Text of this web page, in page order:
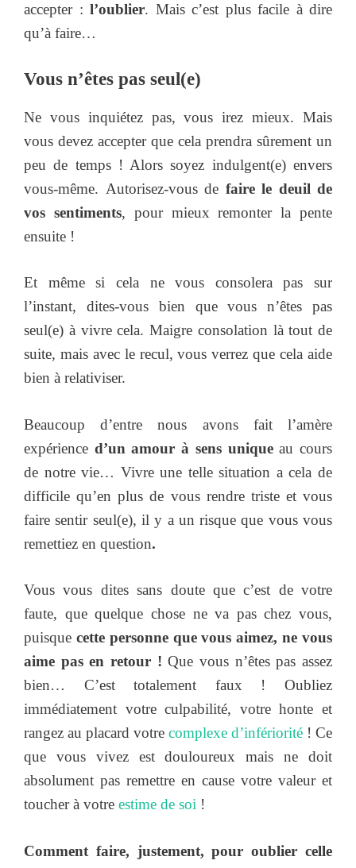
accepter : l’oublier. Mais c’est plus facile à dire
qu’à faire…
Vous n’êtes pas seul(e)
Ne vous inquiétez pas, vous irez mieux. Mais
vous devez accepter que cela prendra sûrement un
peu de temps ! Alors soyez indulgent(e) envers
vous-même. Autorisez-vous de faire le deuil de
vos sentiments, pour mieux remonter la pente
ensuite !
Et même si cela ne vous consolera pas sur
l’instant, dites-vous bien que vous n’êtes pas
seul(e) à vivre cela. Maigre consolation là tout de
suite, mais avec le recul, vous verrez que cela aide
bien à relativiser.
Beaucoup d’entre nous avons fait l’amère
expérience d’un amour à sens uniqueau cours
de notre vie… Vivre une telle situation a cela de
difficile qu’en plus de vous rendre triste et vous
faire sentir seul(e), il y a un risque que vous vous
remettiez en question.
Vous vous dites sans doute que c’est de votre
faute, que quelque chose ne va pas chez vous,
puisque cette personne que vous aimez, ne vous
aime pas en retour !Que vous n’êtes pas assez
bien… C’est totalement faux ! Oubliez
immédiatement votre culpabilité, votre honte et
rangez au placard votre complexe d’infériorité ! Ce
que vous vivez est douloureux mais ne doit
absolument pas remettre en cause votre valeur et
toucher à votre estime de soi !
Comment faire, justement, pour oublier celle